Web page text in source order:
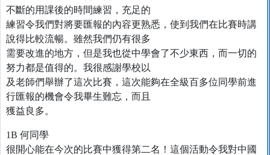
不斷的用課後的時間練習，充足的
練習令我們對將要匯報的內容更熟悉，使到我們在比賽時講
說得比較流暢。雖然我們仍有很多
需要改進的地方，但是我也從中學會了不少東西，而一切的
努力都是值得的。我很感謝學校以
及老師們舉辦了這次比賽，這次能夠在全級百多位同學前進
行匯報的機會令我畢生難忘，而且
獲益良多。
1B 何同學
很開心能在今次的比賽中獲得第二名！這個活動令我對中國